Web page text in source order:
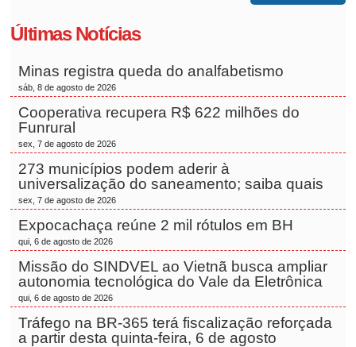
Últimas Notícias
Minas registra queda do analfabetismo
sáb, 8 de agosto de 2026
Cooperativa recupera R$ 622 milhões do
Funrural
sex, 7 de agosto de 2026
273 municípios podem aderir à
universalização do saneamento; saiba quais
sex, 7 de agosto de 2026
Expocachaça reúne 2 mil rótulos em BH
qui, 6 de agosto de 2026
Missão do SINDVEL ao Vietnã busca ampliar
autonomia tecnológica do Vale da Eletrônica
qui, 6 de agosto de 2026
Tráfego na BR-365 terá fiscalização reforçada
a partir desta quinta-feira, 6 de agosto